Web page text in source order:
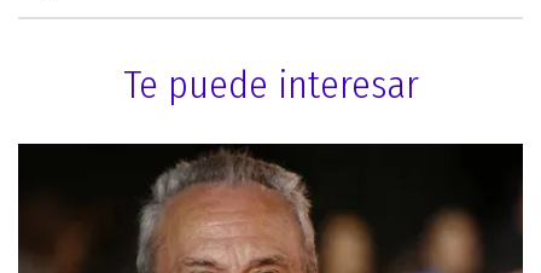
Te puede interesar